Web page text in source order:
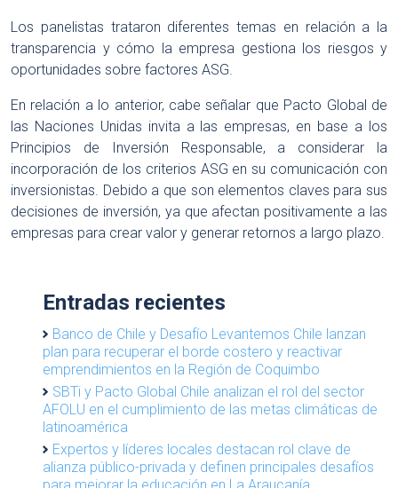
Los panelistas trataron diferentes temas en relación a la
transparencia y cómo la empresa gestiona los riesgos y
oportunidades sobre factores ASG.
En relación a lo anterior, cabe señalar que Pacto Global de
las Naciones Unidas invita a las empresas, en base a los
Principios de Inversión Responsable, a considerar la
incorporación de los criterios ASG en su comunicación con
inversionistas. Debido a que son elementos claves para sus
decisiones de inversión, ya que afectan positivamente a las
empresas para crear valor y generar retornos a largo plazo.
Entradas recientes
Banco de Chile y Desafío Levantemos Chile lanzan
plan para recuperar el borde costero y reactivar
emprendimientos en la Región de Coquimbo
SBTi y Pacto Global Chile analizan el rol del sector
AFOLU en el cumplimiento de las metas climáticas de
latinoamérica
Expertos y líderes locales destacan rol clave de
alianza público-privada y definen principales desafíos